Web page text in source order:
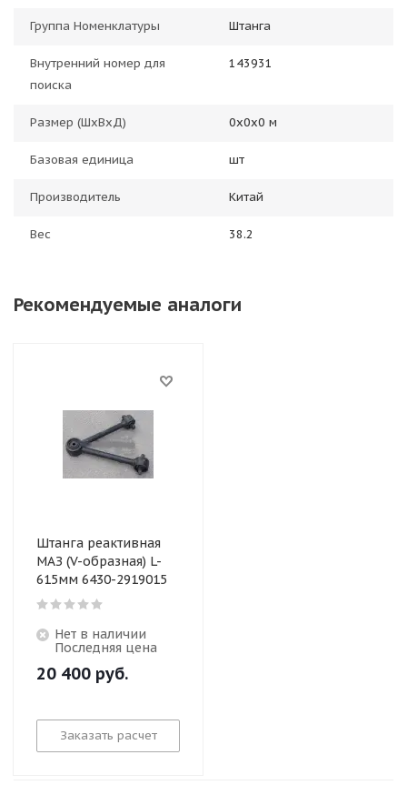
Группа Номенклатуры Штанга
Внутренний номер для
поиска
143931
Размер (ШхВхД) 0х0х0 м
Базовая единица шт
Производитель Китай
Вес 38.2
Рекомендуемые аналоги
Штанга реактивная
МАЗ (V-образная) L-
615мм 6430-2919015
Нет в наличии
Последняя цена
20 400 руб.
Заказать расчет